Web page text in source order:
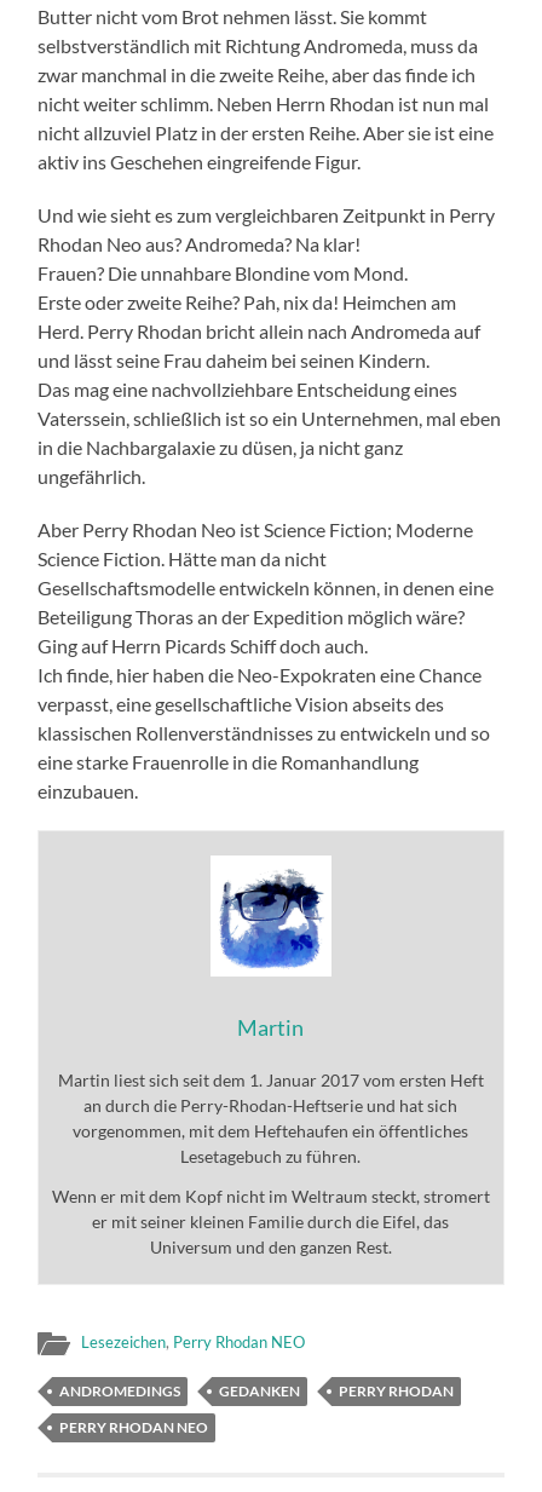
Butter nicht vom Brot nehmen lässt. Sie kommt
selbstverständlich mit Richtung Andromeda, muss da
zwar manchmal in die zweite Reihe, aber das finde ich
nicht weiter schlimm. Neben Herrn Rhodan ist nun mal
nicht allzuviel Platz in der ersten Reihe. Aber sie ist eine
aktiv ins Geschehen eingreifende Figur.
Und wie sieht es zum vergleichbaren Zeitpunkt in Perry
Rhodan Neo aus? Andromeda? Na klar!
Frauen? Die unnahbare Blondine vom Mond.
Erste oder zweite Reihe? Pah, nix da! Heimchen am
Herd. Perry Rhodan bricht allein nach Andromeda auf
und lässt seine Frau daheim bei seinen Kindern.
Das mag eine nachvollziehbare Entscheidung eines
Vaterssein, schließlich ist so ein Unternehmen, mal eben
in die Nachbargalaxie zu düsen, ja nicht ganz
ungefährlich.
Aber Perry Rhodan Neo ist Science Fiction; Moderne
Science Fiction. Hätte man da nicht
Gesellschaftsmodelle entwickeln können, in denen eine
Beteiligung Thoras an der Expedition möglich wäre?
Ging auf Herrn Picards Schiff doch auch.
Ich finde, hier haben die Neo-Expokraten eine Chance
verpasst, eine gesellschaftliche Vision abseits des
klassischen Rollenverständnisses zu entwickeln und so
eine starke Frauenrolle in die Romanhandlung
einzubauen.
Martin
Martin liest sich seit dem 1. Januar 2017 vom ersten Heft
an durch die Perry-Rhodan-Heftserie und hat sich
vorgenommen, mit dem Heftehaufen ein öffentliches
Lesetagebuch zu führen.
Wenn er mit dem Kopf nicht im Weltraum steckt, stromert
er mit seiner kleinen Familie durch die Eifel, das
Universum und den ganzen Rest.
Lesezeichen, Perry Rhodan NEO
ANDROMEDINGS GEDANKEN
PERRY RHODAN
PERRY RHODAN NEO